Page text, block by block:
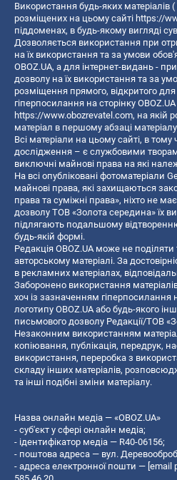
Використання будь-яких матеріалів
розміщених на цьому сайті https://
піддоменах, в будь-якому вигляді
Дозволяється використання при
на їх використання та за умови
OBOZ.UA, а для інтернет-видань -
дозволу на їх використання та за
розміщення прямого, відкритого
гіперпосилання на сторінку
https://www.obozrevatel.com, на якій
матеріал в першому абзаці
Всі матеріали на цьому сайті, в тому
дослідження – є службовими
виключні майнові права на які
На всі опубліковані фотоматеріали
майнові права, які захищаються
права та суміжні права», ніхто не
дозволу ТОВ «Золота середина» їх
підлягають подальшому
будь-якій формі.
Редакція OBOZ.UA може не
авторському матеріалі. За
в рекламних матеріалах,
Заборонено використання
хоч із зазначенням гіперпосилання
логотипу OBOZ.UA або будь-якого
письмового дозволу Редакції/ТОВ
Незаконним використанням
копiювання, публiкацiя, передрук,
використання, переробка з
складу інших матеріалів,
та інші подібні зміни матеріалу.
Назва онлайн медіа — «OBOZ.UA»
- суб'єкт у сфері онлайн медіа;
- ідентифікатор медіа — R40-06156;
- поштова адреса — вул.
- адреса електронної пошти — [email